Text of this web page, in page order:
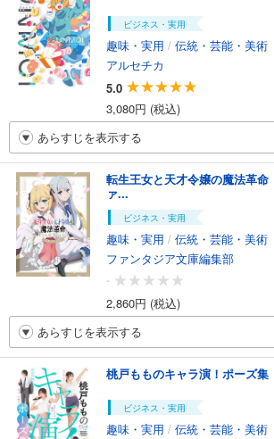
ビジネス・実用
趣味・実用 / 伝統・芸能・美術
アルセチカ
5.0
3,080円 (税込)
あらすじを表示する
転生王女と天才令嬢の魔法革
ァ...
ビジネス・実用
趣味・実用 / 伝統・芸能・美術
ファンタジア文庫編集部
-
2,860円 (税込)
あらすじを表示する
桃戸もものキャラ演！ポーズ
ビジネス・実用
趣味・実用 / 伝統・芸能・美術